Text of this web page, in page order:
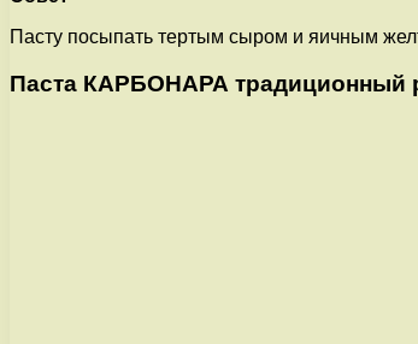
Пасту посыпать тертым сыром и яичным
Паста КАРБОНАРА традиционный